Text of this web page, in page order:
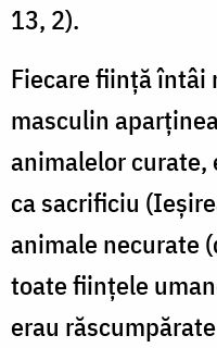
13, 2).
Fiecare ființă întâi
masculin
animalelor curate,
ca sacrificiu
animale necurate
toate ființele
erau